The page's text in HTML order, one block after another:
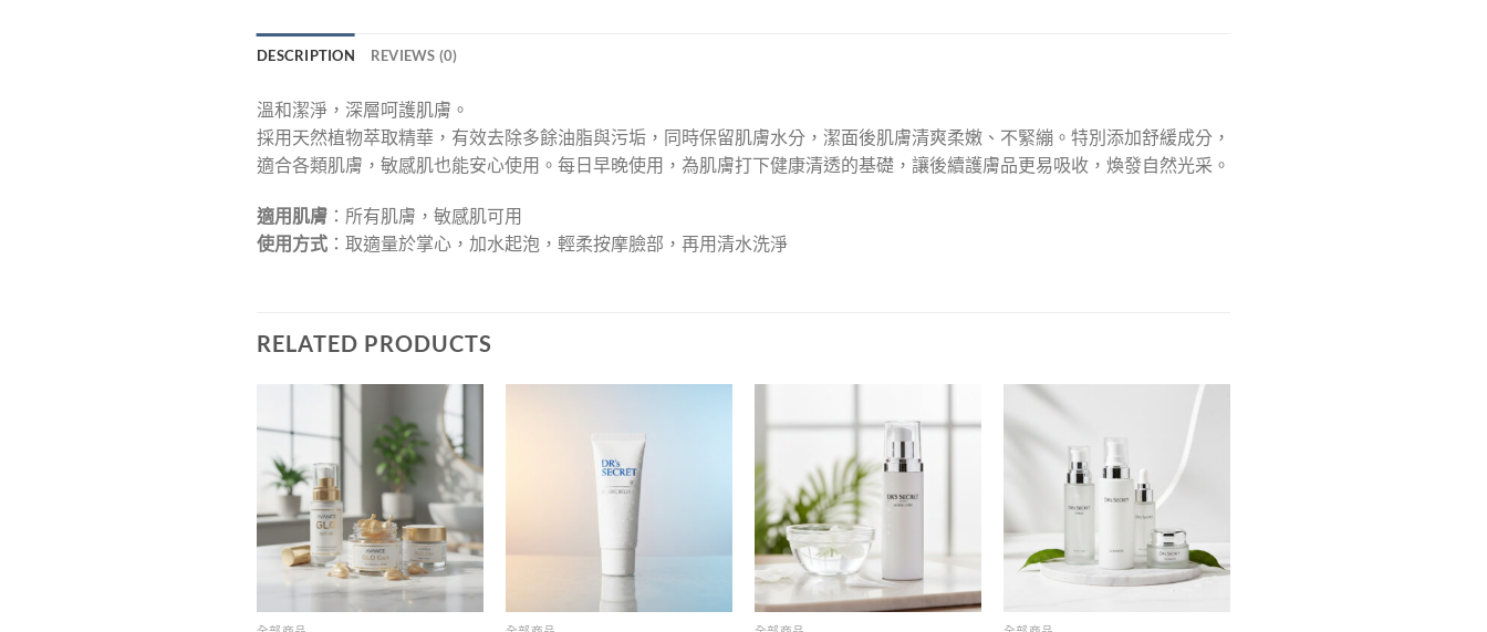
DESCRIPTION REVIEWS (0)
溫和潔淨，深層呵護肌膚。
採用天然植物萃取精華，有效去除多餘油脂與污垢，同時保留肌膚水分，潔面後肌膚清爽柔嫩、不緊繃。特別添加舒緩成分，
適合各類肌膚，敏感肌也能安心使用。每日早晚使用，為肌膚打下健康清透的基礎，讓後續護膚品更易吸收，煥發自然光采。
適用肌膚 ：所有肌膚，敏感肌可用
使用方式 ：取適量於掌心，加水起泡，輕柔按摩臉部，再用清水洗淨
RELATED PRODUCTS